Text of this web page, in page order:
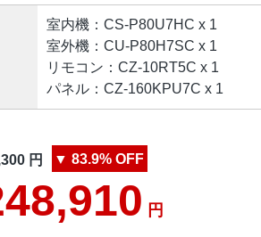
室内機：CS-P80U7HC x 1
室外機：CU-P80H7SC x 1
リモコン：CZ-10RT5C x 1
パネル：CZ-160KPU7C x 1
円 ▼ 83.9% OFF
円